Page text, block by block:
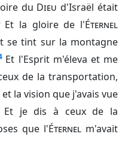
du Dieu d'Israël était
Et la gloire de l'Éternel
se tint sur la montagne
Et l'Esprit m'éleva et me
de la transportation,
et la vision que j'avais vue
Et je dis à ceux de la
que l'Éternelm'avait